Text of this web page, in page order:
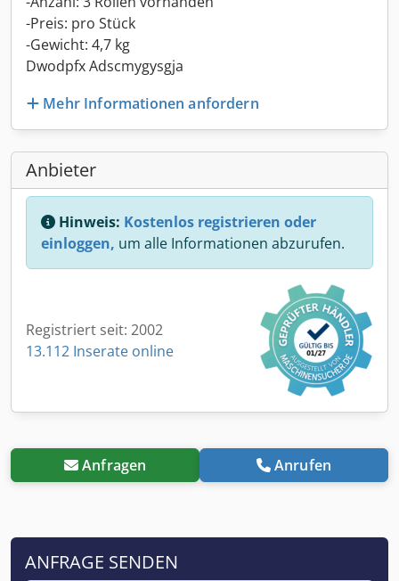
-Preis: pro Stück
-Gewicht: 4,7 kg
Dwodpfx Adscmygysgja
Mehr Informationen anfordern
Anbieter
Hinweis: Kostenlos registrieren oder
einloggen, um alle Informationen abzurufen.
Registriert seit: 2002
13.112 Inserate online
Anfragen Anrufen
ANFRAGE SENDEN